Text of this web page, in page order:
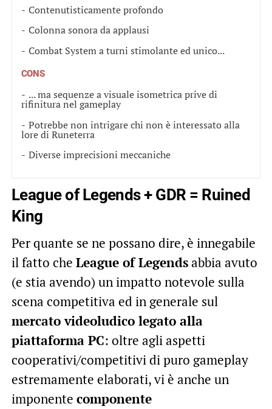
Contenutisticamente profondo
Colonna sonora da applausi
Combat System a turni stimolante ed unico...
CONS
... ma sequenze a visuale isometrica prive di
rifinitura nel gameplay
Potrebbe non intrigare chi non è interessato alla
lore di Runeterra
Diverse imprecisioni meccaniche
League of Legends + GDR = Ruined
King
Per quante se ne possano dire, è innegabile
il fatto che League of Legendsabbia avuto
(e stia avendo) un impatto notevole sulla
scena competitiva ed in generale sul
mercato videoludico legato alla
piattaforma PC: oltre agli aspetti
cooperativi/competitivi di puro gameplay
estremamente elaborati, vi è anche un
imponente componente